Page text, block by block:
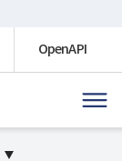
OpenAPI